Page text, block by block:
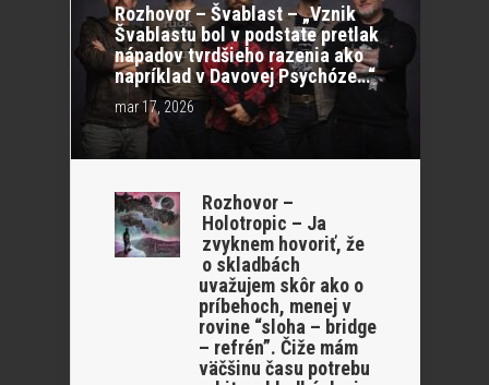
Rozhovor – Švablast – „Vznik
Švablastu bol v podstate pretlak
nápadov tvrdšieho razenia ako
napríklad v Davovej Psychóze…“
mar 17, 2026
Rozhovor –
Holotropic – Ja
zvyknem hovoriť, že
o skladbách
uvažujem skôr ako o
príbehoch, menej v
rovine “sloha – bridge
– refrén”. Čiže mám
väčšinu času potrebu